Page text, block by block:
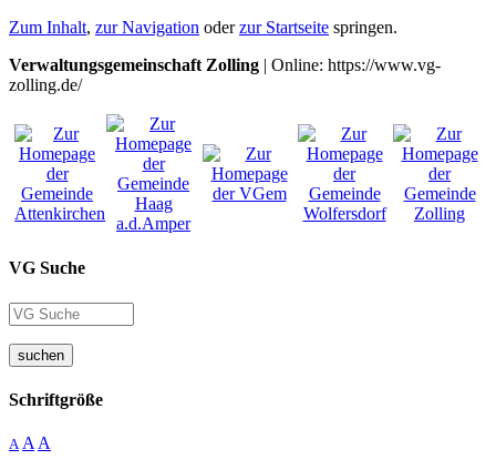
Zum Inhalt, zur Navigation oderzur Startseite springen.
Verwaltungsgemeinschaft Zolling | Online: https://www.vg-
zolling.de/
VG Suche
suchen
Schriftgröße
A A A